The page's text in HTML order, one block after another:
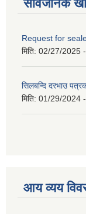
सार्वजनिक
Request for
मिति: 02/27/2025
सिलबन्दि दरभाउ
मिति: 01/29/2024
आय व्यय